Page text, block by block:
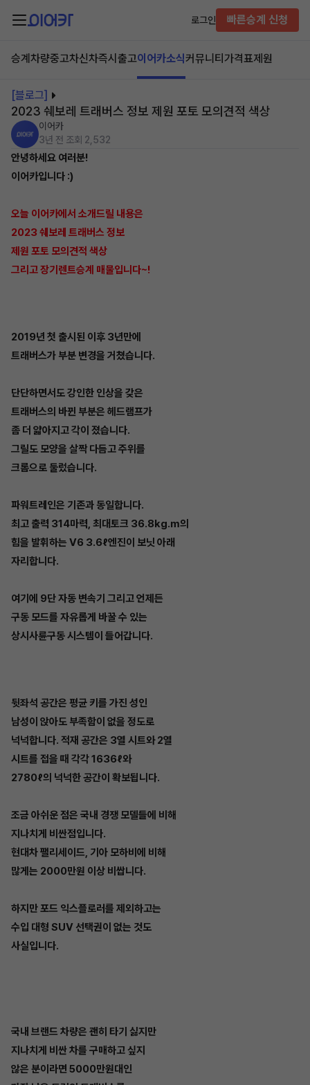
로그인 빠른승계 신청
승계차량중고차신차즉시출고이어카소식커뮤니티 가격표제원
[블로그]
2023 쉐보레 트래버스 정보 제원 포토 모의견적 색상
이어카
3년 전 조회 2,532
안녕하세요 여러분!
이어카입니다 :)
오늘 이어카에서 소개드릴 내용은
2023 쉐보레 트래버스 정보
제원 포토 모의견적 색상
그리고 장기렌트승계 매물입니다~!
2019년 첫 출시된 이후 3년만에
트래버스가 부분 변경을 거쳤습니다.
단단하면서도 강인한 인상을 갖은
트래버스의 바뀐 부분은 헤드램프가
좀 더 얇아지고 각이 졌습니다.
그릴도 모양을 살짝 다듬고 주위를
크롬으로 둘렀습니다.
파워트레인은 기존과 동일합니다.
최고 출력 314마력, 최대토크 36.8kg.m의
힘을 발휘하는 V6 3.6ℓ엔진이 보닛 아래
자리합니다.
여기에 9단 자동 변속기 그리고 언제든
구동 모드를 자유롭게 바꿀 수 있는
상시사륜구동 시스템이 들어갑니다.
뒷좌석 공간은 평균 키를 가진 성인
남성이 앉아도 부족함이 없을 정도로
넉넉합니다. 적재 공간은 3열 시트와 2열
시트를 접을 때 각각 1636ℓ와
2780ℓ의 넉넉한 공간이 확보됩니다.
조금 아쉬운 점은 국내 경쟁 모델들에 비해
지나치게 비싼점입니다.
현대차 팰리세이드, 기아 모하비에 비해
많게는 2000만원 이상 비쌉니다.
하지만 포드 익스플로러를 제외하고는
수입 대형 SUV 선택권이 없는 것도
사실입니다.
국내 브랜드 차량은 괜히 타기 싫지만
지나치게 비싼 차를 구매하고 싶지
않은 분이라면 5000만원대인